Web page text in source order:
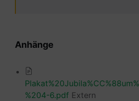
Anhänge
%204-6.pdf Extern